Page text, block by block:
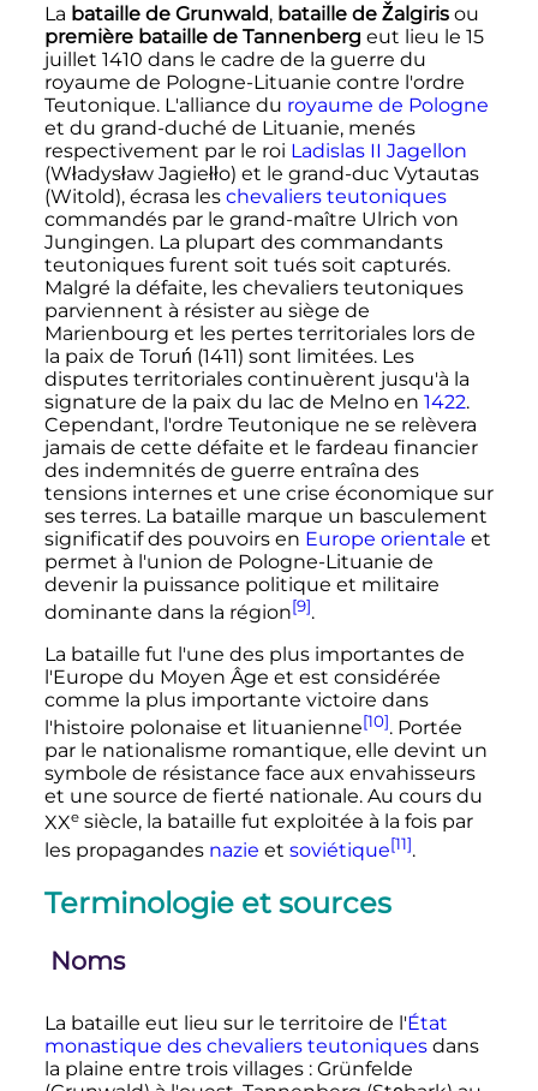
La bataille de Grunwald, bataille de Žalgirisou
première bataille de Tannenberg eut lieu le 15
juillet 1410 dans le cadre de la guerre du
royaume de Pologne-Lituanie contre l'ordre
Teutonique. L'alliance du royaume de Pologne
et du grand-duché de Lituanie, menés
respectivement par le roi Ladislas II Jagellon
(Władysław Jagiełło) et le grand-duc Vytautas
(Witold), écrasa les chevaliers teutoniques
commandés par le grand-maître Ulrich von
Jungingen. La plupart des commandants
teutoniques furent soit tués soit capturés.
Malgré la défaite, les chevaliers teutoniques
parviennent à résister au siège de
Marienbourg et les pertes territoriales lors de
la paix de Toruń (1411) sont limitées. Les
disputes territoriales continuèrent jusqu'à la
signature de la paix du lac de Melno en 1422.
Cependant, l'ordre Teutonique ne se relèvera
jamais de cette défaite et le fardeau financier
des indemnités de guerre entraîna des
tensions internes et une crise économique sur
ses terres. La bataille marque un basculement
significatif des pouvoirs en Europe orientale et
permet à l'union de Pologne-Lituanie de
devenir la puissance politique et militaire
dominante dans la région[9].
La bataille fut l'une des plus importantes de
l'Europe du Moyen Âge et est considérée
comme la plus importante victoire dans
l'histoire polonaise et lituanienne[10]. Portée
par le nationalisme romantique, elle devint un
symbole de résistance face aux envahisseurs
et une source de fierté nationale. Au cours du
XXe siècle, la bataille fut exploitée à la fois par
les propagandes nazie et soviétique[11].
Terminologie et sources
Noms
La bataille eut lieu sur le territoire de l'État
monastique des chevaliers teutoniquesdans
la plaine entre trois villages : Grünfelde